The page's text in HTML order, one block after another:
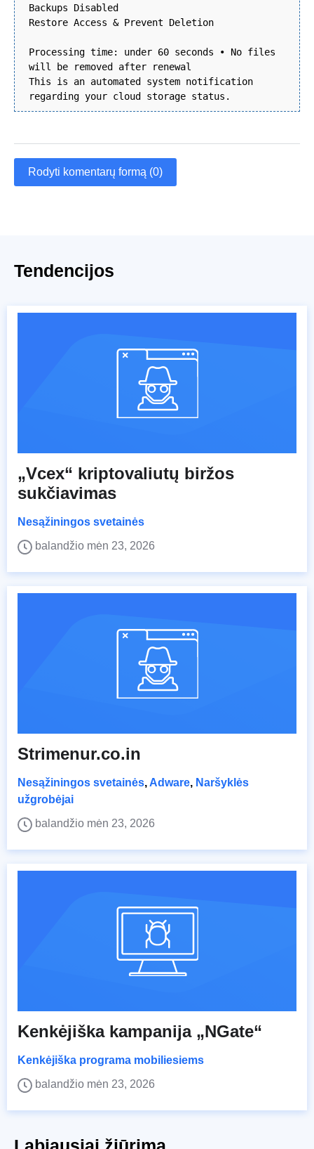
Backups Disabled
Restore Access & Prevent Deletion
Processing time: under 60 seconds • No files
will be removed after renewal
This is an automated system notification
regarding your cloud storage status.
Rodyti komentarų formą (0)
Tendencijos
„Vcex“ kriptovaliutų biržos
sukčiavimas
Nesąžiningos svetainės
balandžio mėn 23, 2026
Strimenur.co.in
Nesąžiningos svetainės,Adware, Naršyklės
užgrobėjai
balandžio mėn 23, 2026
Kenkėjiška kampanija „NGate“
Kenkėjiška programa mobiliesiems
balandžio mėn 23, 2026